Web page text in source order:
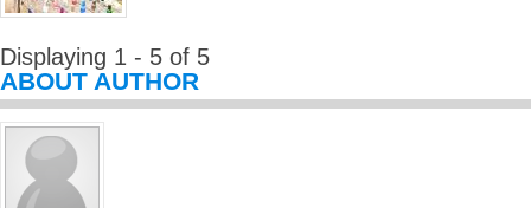
Displaying 1 - 5 of 5
ABOUT AUTHOR